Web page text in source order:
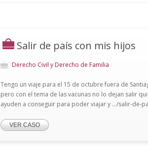
Salir de país con mis hijos
Derecho Civil y Derecho de Familia
Tengo un viaje para el 15 de octubre fuera de
pero con el tema de las vacunas no lo dejan salir
ayuden a conseguir para poder viajar y .../salir-de-
VER CASO